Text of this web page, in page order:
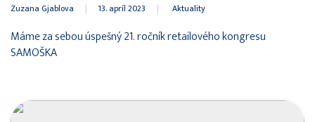
Zuzana Gjablova | 13. apríl 2023 | Aktuality
Máme za sebou úspešný 21. ročník retailového kongresu
SAMOŠKA